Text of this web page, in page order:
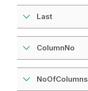
Last
ColumnNo
NoOfColumns